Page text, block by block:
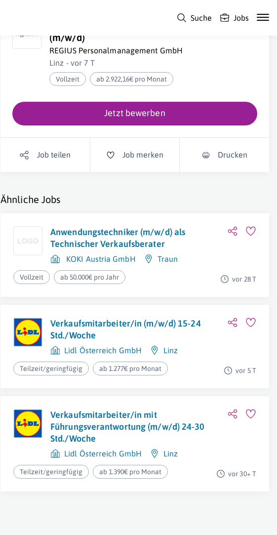
Suche Jobs
Verkaufsberater IT & Telekommunikation
(m/w/d)
REGIUS Personalmanagement GmbH
Linz - vor 7 T
Vollzeit ab 2.922,16€ pro Monat
Jetzt bewerben
Job teilen Job merken Drucken
Ähnliche Jobs
Anwendungstechniker (m/w/d) als
Technischer Verkaufsberater
KOKI Austria GmbH Traun
Vollzeit ab 50.000€ pro Jahr vor 28 T
Verkaufsmitarbeiter/in (m/w/d) 15-24
Std./Woche
Lidl Österreich GmbH Linz
Teilzeit/geringfügig ab 1.277€ pro Monat vor 5 T
Verkaufsmitarbeiter/in mit
Führungsverantwortung (m/w/d) 24-30
Std./Woche
Lidl Österreich GmbH Linz
Teilzeit/geringfügig ab 1.390€ pro Monat vor 30+ T